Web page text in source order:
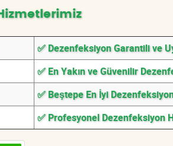
✅ Dezenfeksiyon Garantili ve
✅ En Yakın ve Güvenilir
✅ Beştepe En İyi
✅ Profesyonel Dezenfeksiyon